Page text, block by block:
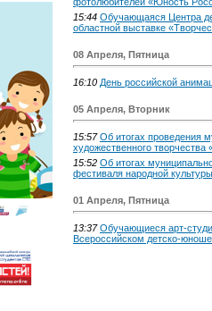
15:44 Обучающаяся Центра
областной выставке
08 Апреля, Пятница
16:10 День российской
05 Апреля, Вторник
15:57 Об итогах проведения
художественного
15:52 Об итогах
фестиваля народной
01 Апреля, Пятница
13:37 Обучающиеся арт-
Всероссийском детско-